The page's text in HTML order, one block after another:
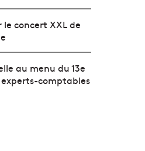
concert XXL de
au menu du 13e
comptables